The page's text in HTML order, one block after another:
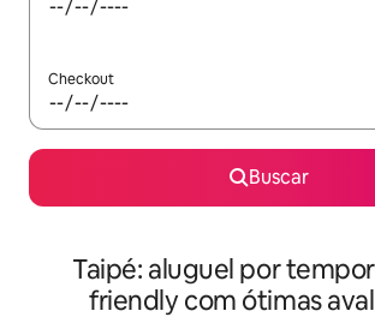
Checkout
Buscar
Taipé: aluguel por
friendly com ótimas